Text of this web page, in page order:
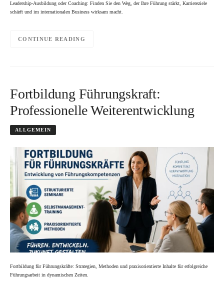
Leadership-Ausbildung oder Coaching: Finden Sie den Weg, der Ihre Führung stärkt, Karriereziele
schärft und im internationalen Business wirksam macht.
CONTINUE READING
Fortbildung Führungskraft:
Professionelle Weiterentwicklung
ALLGEMEIN
Fortbildung für Führungskräfte: Strategien, Methoden und praxisorientierte Inhalte für erfolgreiche
Führungsarbeit in dynamischen Zeiten.